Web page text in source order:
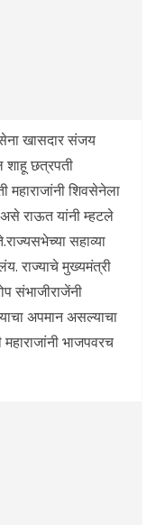
खासदार संजय
शाहू छत्रपती
महाराजांनी शिवसेनेला
राऊत यांनी म्हटले
सहाव्या
राज्याचे मुख्यमंत्री
संभाजीराजेंनी
अपमान असल्याचा
भाजपवरच